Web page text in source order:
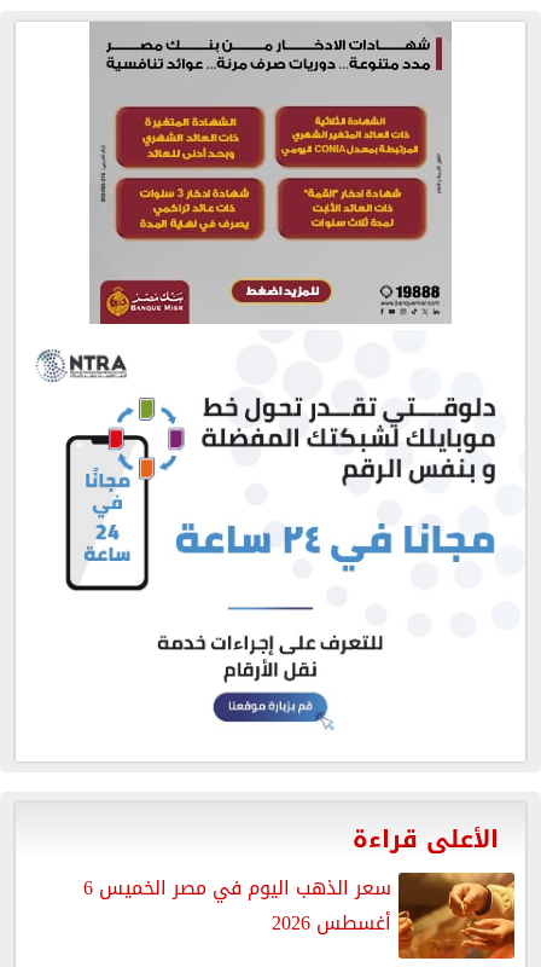
الأعلى قراءة
سعر الذهب اليوم في مصر الخميس 6
أغسطس 2026